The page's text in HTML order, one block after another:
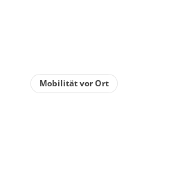
Mobilität vor Ort